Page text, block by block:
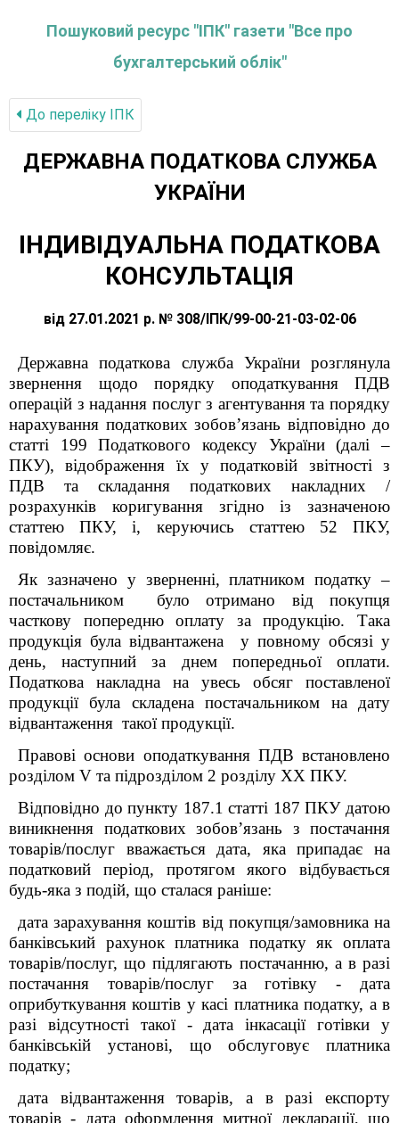
Пошуковий ресурс "ІПК" газети "Все про
бухгалтерський облік"
До переліку IПК
ДЕРЖАВНА ПОДАТКОВА СЛУЖБА
УКРАЇНИ
ІНДИВІДУАЛЬНА ПОДАТКОВА
КОНСУЛЬТАЦІЯ
від 27.01.2021 р. № 308/ІПК/99-00-21-03-02-06
Державна податкова служба України розглянула
звернення щодо порядку оподаткування ПДВ
операцій з надання послуг з агентування та порядку
нарахування податкових зобов’язань відповідно до
статті 199 Податкового кодексу України (далі –
ПКУ), відображення їх у податковій звітності з
ПДВ та складання податкових накладних /
розрахунків коригування згідно із зазначеною
статтею ПКУ, і, керуючись статтею 52 ПКУ,
повідомляє.
Як зазначено у зверненні, платником податку –
постачальником було отримано від покупця
часткову попередню оплату за продукцію. Така
продукція була відвантажена у повному обсязі у
день, наступний за днем попередньої оплати.
Податкова накладна на увесь обсяг поставленої
продукції була складена постачальником на дату
відвантаження такої продукції.
Правові основи оподаткування ПДВ встановлено
розділом V та підрозділом 2 розділу XX ПКУ.
Відповідно до пункту 187.1 статті 187 ПКУ датою
виникнення податкових зобов’язань з постачання
товарів/послуг вважається дата, яка припадає на
податковий період, протягом якого відбувається
будь-яка з подій, що сталася раніше:
дата зарахування коштів від покупця/замовника на
банківський рахунок платника податку як оплата
товарів/послуг, що підлягають постачанню, а в разі
постачання товарів/послуг за готівку - дата
оприбуткування коштів у касі платника податку, а в
разі відсутності такої - дата інкасації готівки у
банківській установі, що обслуговує платника
податку;
дата відвантаження товарів, а в разі експорту
товарів - дата оформлення митної декларації, що